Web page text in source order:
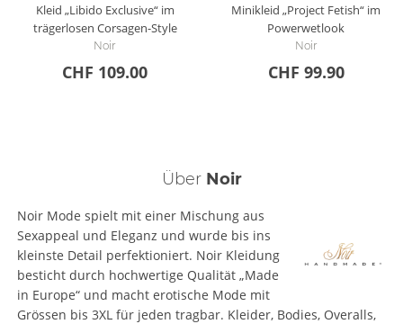
Kleid „Libido Exclusive“ im
trägerlosen Corsagen-Style
Noir
CHF 109.00
Minikleid „Project Fetish“ im
Powerwetlook
Noir
CHF 99.90
Über Noir
Noir Mode spielt mit einer Mischung aus
Sexappeal und Eleganz und wurde bis ins
kleinste Detail perfektioniert. Noir Kleidung
besticht durch hochwertige Qualität „Made
in Europe“ und macht erotische Mode mit
Grössen bis 3XL für jeden tragbar. Kleider, Bodies, Overalls,